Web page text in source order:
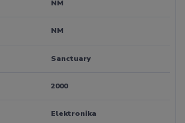
NM
NM
Sanctuary
2000
Elektronika